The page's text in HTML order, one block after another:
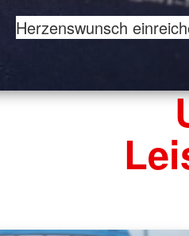
Herzenswunsch